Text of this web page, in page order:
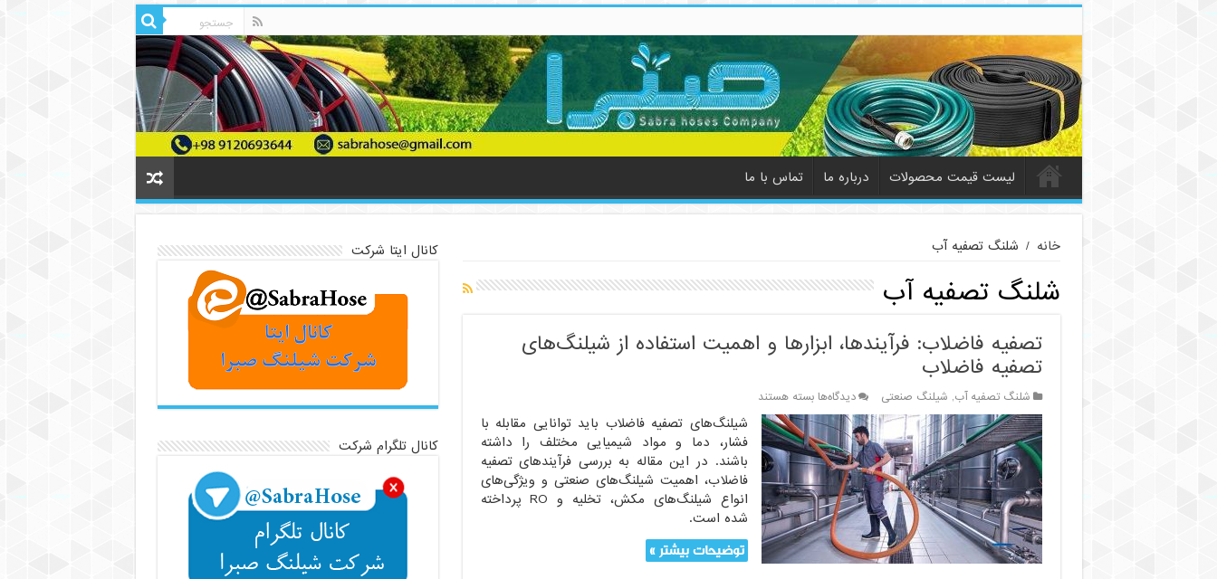
لیست قیمت محصولات درباره ما تماس با ما
خانه / شلنگ تصفیه آب
شلنگ تصفیه آب
تصفیه فاضلاب: فرآیندها، ابزارها و اهمیت استفاده از شیلنگ‌های
تصفیه فاضلاب
شلنگ تصفیه آب, شیلنگ صنعتی دیدگاه‌هابرای
تصفیه
فاضلاب:
فرآیندها،
ابزارها
و
اهمیت
استفاده
از
شیلنگ‌های
تصفیه
بسته هستند
شیلنگ‌های تصفیه فاضلاب باید توانایی مقابله با
فشار، دما و مواد شیمیایی مختلف را داشته
باشند. در این مقاله به بررسی فرآیندهای تصفیه
فاضلاب، اهمیت شیلنگ‌های صنعتی و ویژگی‌های
انواع شیلنگ‌های مکش، تخلیه و RO پرداخته
شده است.
توضیحات بیشتر »
کانال ایتا شرکت
کانال تلگرام شرکت